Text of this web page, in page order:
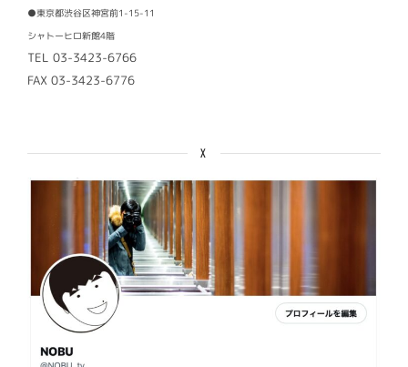
●東京都渋谷区神宮前1-15-11
シャトーヒロ新館4階
TEL 03-3423-6766
FAX 03-3423-6776
X